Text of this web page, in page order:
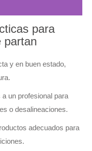
para
partan
y en buen estado,
un profesional para
o desalineaciones.
adecuados para